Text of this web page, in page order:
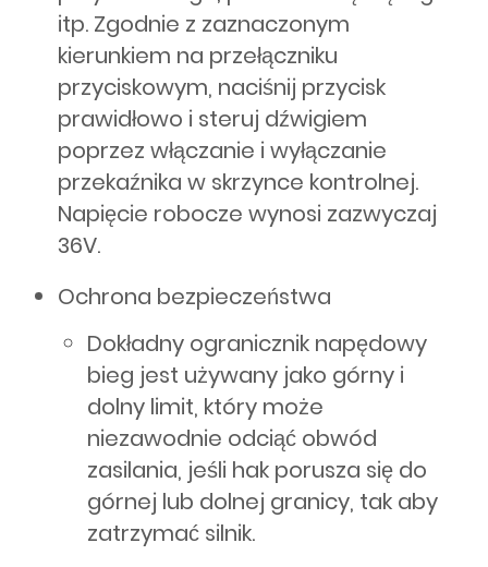
itp. Zgodnie z zaznaczonym
kierunkiem na przełączniku
przyciskowym, naciśnij przycisk
prawidłowo i steruj dźwigiem
poprzez włączanie i wyłączanie
przekaźnika w skrzynce kontrolnej.
Napięcie robocze wynosi zazwyczaj
36V.
Ochrona bezpieczeństwa
Dokładny ogranicznik napędowy
bieg jest używany jako górny i
dolny limit, który może
niezawodnie odciąć obwód
zasilania, jeśli hak porusza się do
górnej lub dolnej granicy, tak aby
zatrzymać silnik.